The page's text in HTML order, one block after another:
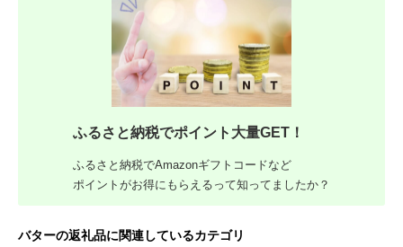
ふるさと納税でポイント大量GET！
ふるさと納税でAmazonギフトコードなど
ポイントがお得にもらえるって知ってましたか？
バターの返礼品に関連しているカテゴリ